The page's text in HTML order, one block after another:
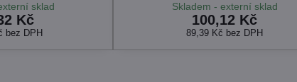
sklad
Kč
bez DPH
Skladem - externí sklad
100,12 Kč
89,39 Kč bez DPH